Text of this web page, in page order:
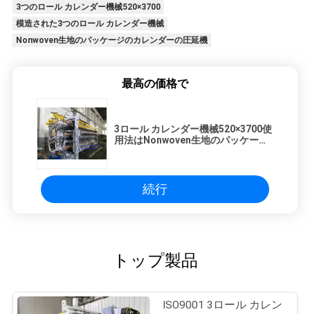
3つのロール カレンダー機械520×3700
模造された3つのロール カレンダー機械
Nonwoven生地のパッケージのカレンダーの圧延機
最高の価格で
3ロール カレンダー機械520×3700使
用法はNonwoven生地のパッケージ
続行
トップ製品
ISO9001 3ロール カレン